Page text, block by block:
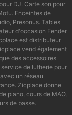
DJ. Carte son pour
Enceintes de
Presonus. Tables
d'occasion Fender
est distributeur
vend également
des accessoires
de lutherie pour
un réseau
Zicplace donne
piano, cours de MAO,
de basse.